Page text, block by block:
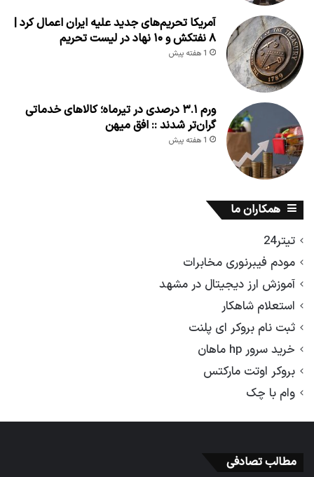
آمریکا تحریم‌های جدید علیه ایران اعمال کرد |
۸ نفتکش و ۱۰ نهاد در لیست تحریم
1 هفته پیش
ورم ۳.۱ درصدی در تیرماه؛ کالاهای خدماتی
گران‌تر شدند :: افق میهن
1 هفته پیش
همکاران ما
تیتر24
مودم فیبرنوری مخابرات
آموزش ارز دیجیتال در مشهد
استعلام شاهکار
ثبت نام بروکر ای پلنت
خرید سرور hp ماهان
بروکر اوتت مارکتس
وام با چک
مطالب تصادفی